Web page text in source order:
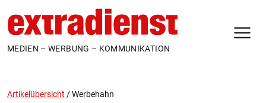
MEDIEN – WERBUNG – KOMMUNIKATION
Artikelübersicht /Werbehahn